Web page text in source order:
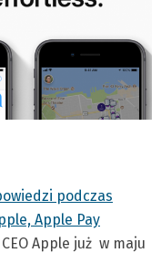
podczas
Apple Pay
Apple już w maju